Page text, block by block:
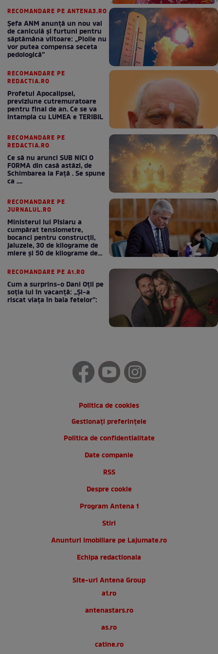
RECOMANDARE PE ANTENA3.RO
Șefa ANM anunță un nou val
de caniculă și furtuni pentru
săptămâna viitoare: „Ploile nu
vor putea compensa seceta
pedologică”
RECOMANDARE PE
REDACTIA.RO
Profetul Apocalipsei,
previziune cutremuratoare
pentru final de an. Ce se va
intampla cu LUMEA e TERIBIL
RECOMANDARE PE
REDACTIA.RO
Ce să nu arunci SUB NICI O
FORMA din casă astăzi, de
Schimbarea la Față . Se spune
ca ....
RECOMANDARE PE
JURNALUL.RO
Ministerul lui Pîslaru a
cumpărat tensiometre,
bocanci pentru construcții,
jaluzele, 30 de kilograme de
miere și 50 de kilograme de
RECOMANDARE PE A1.RO
Cum a surprins-o Dani Oțil pe
soția lui în vacanță: „Și-a
riscat viața în baia fetelor”:
Politica de cookies
Gestionați preferințele
Politica de confidentialitate
Date companie
RSS
Despre cookie
Program Antena 1
Stiri
Anunturi imobiliare pe Lajumate.ro
Echipa redactionala
Site-uri Antena Group
a1.ro
antenastars.ro
as.ro
catine.ro